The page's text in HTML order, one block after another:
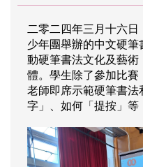
二零二四年三月十六
少年團舉辦的中文硬
動硬筆書法文化及藝
體。學生除了參加比
老師即席示範硬筆書
字」、如何「提按」等